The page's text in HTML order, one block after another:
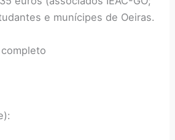
e munícipes de Oeiras.